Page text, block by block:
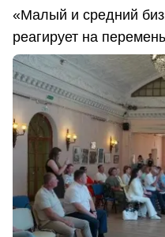
«Малый и средний
реагирует на